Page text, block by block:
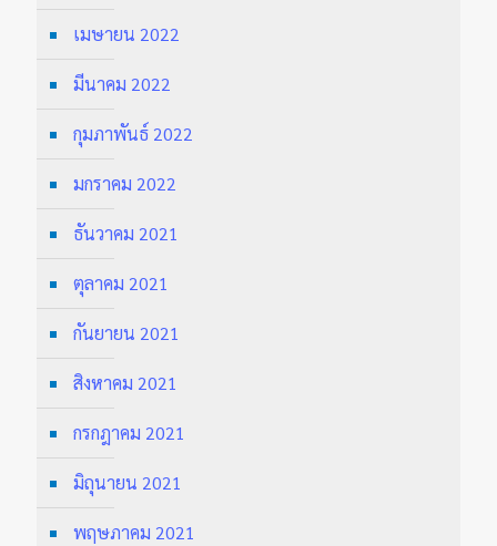
เมษายน 2022
มีนาคม 2022
กุมภาพันธ์ 2022
มกราคม 2022
ธันวาคม 2021
ตุลาคม 2021
กันยายน 2021
สิงหาคม 2021
กรกฎาคม 2021
มิถุนายน 2021
พฤษภาคม 2021